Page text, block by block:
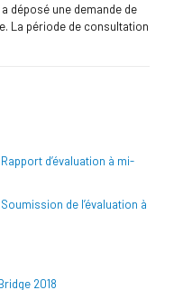
déposé une demande de
La période de consultation
d’évaluation à mi-
de l’évaluation à
2018